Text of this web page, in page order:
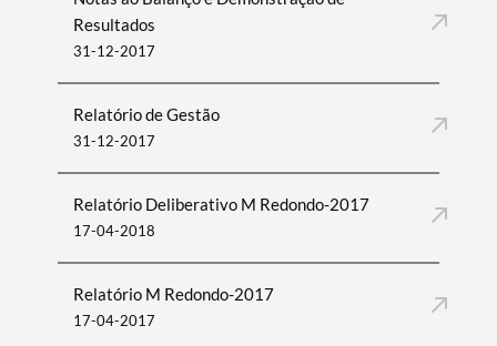
Resultados
31-12-2017
Relatório de Gestão
31-12-2017
Relatório Deliberativo M Redondo-2017
17-04-2018
Relatório M Redondo-2017
17-04-2017